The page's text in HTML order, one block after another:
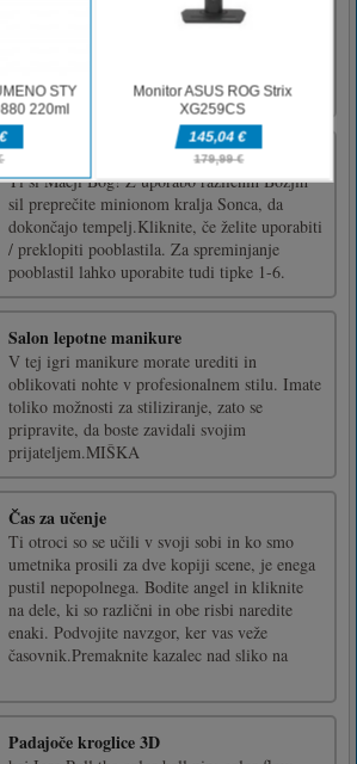
tem čarobnem izdelovalcu avatarjev!
Mačji bog vs Sončni kralj
Ti si Mačji Bog! Z uporabo različnih Božjih
sil preprečite minionom kralja Sonca, da
dokončajo tempelj.Kliknite, če želite uporabiti
/ preklopiti pooblastila. Za spreminjanje
pooblastil lahko uporabite tudi tipke 1-6.
Salon lepotne manikure
V tej igri manikure morate urediti in
oblikovati nohte v profesionalnem stilu. Imate
toliko možnosti za stiliziranje, zato se
pripravite, da boste zavidali svojim
prijateljem.MIŠKA
Čas za učenje
Ti otroci so se učili v svoji sobi in ko smo
umetnika prosili za dve kopiji scene, je enega
pustil nepopolnega. Bodite angel in kliknite
na dele, ki so različni in obe risbi naredite
enaki. Podvojite navzgor, ker vas veže
časovnik.Premaknite kazalec nad sliko na
Padajoče kroglice 3D